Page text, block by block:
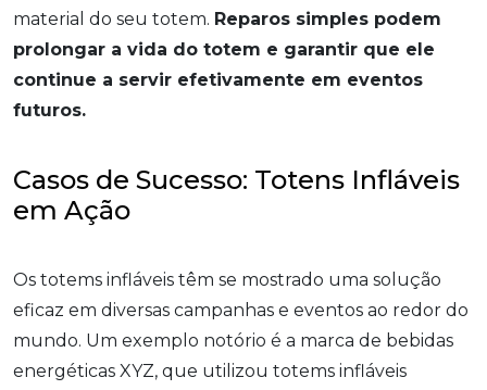
material do seu totem. Reparos simples podem
prolongar a vida do totem e garantir que ele
continue a servir efetivamente em eventos
futuros.
Casos de Sucesso: Totens Infláveis
em Ação
Os totems infláveis têm se mostrado uma solução
eficaz em diversas campanhas e eventos ao redor do
mundo. Um exemplo notório é a marca de bebidas
energéticas XYZ, que utilizou totems infláveis